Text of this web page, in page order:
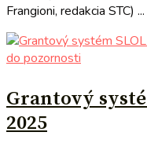
Frangioni, redakcia STC) ...
do pozornosti
Grantový
2025